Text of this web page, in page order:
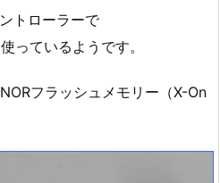
トローラーで
っているようです。
フラッシュメモリー（X-On